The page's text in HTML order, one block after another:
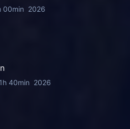
00min 2026
1h 40min 2026